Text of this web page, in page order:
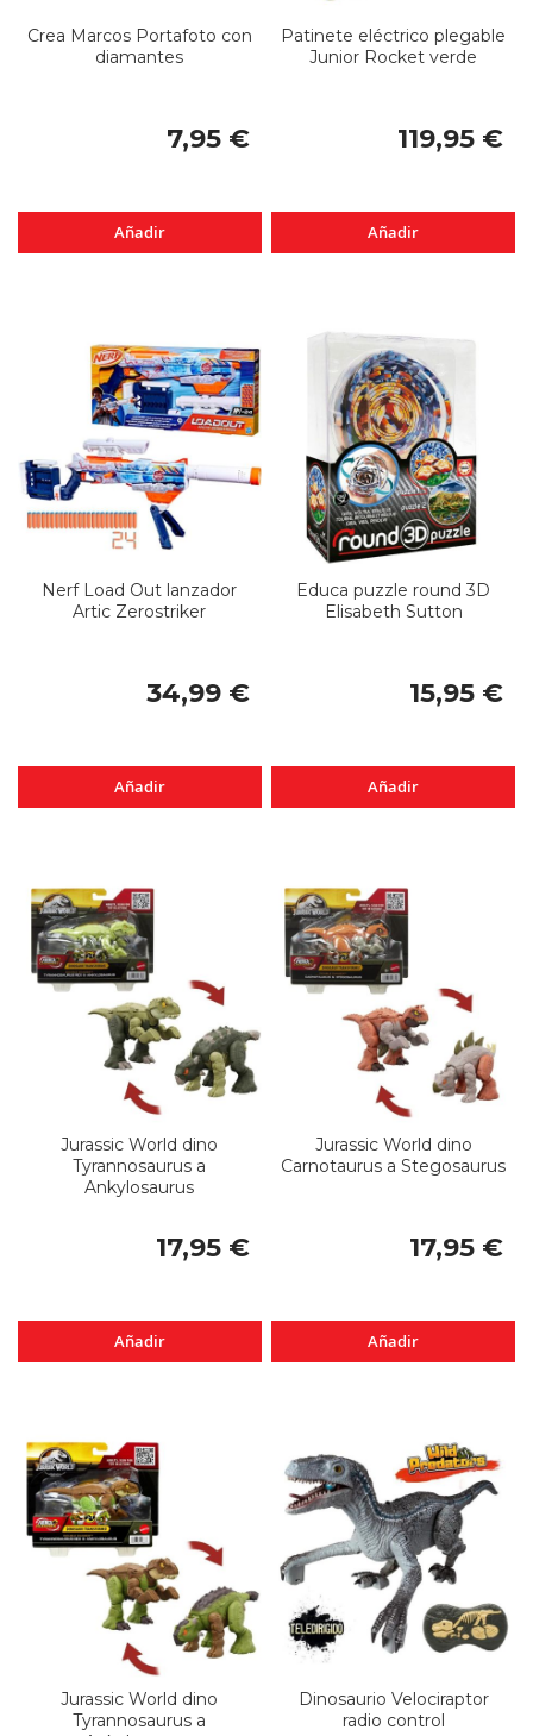
Crea Marcos Portafoto con
diamantes
7,95 €
Añadir
Patinete eléctrico plegable
Junior Rocket verde
119,95 €
Añadir
Nerf Load Out lanzador
Artic Zerostriker
34,99 €
Añadir
Educa puzzle round 3D
Elisabeth Sutton
15,95 €
Añadir
Jurassic World dino
Tyrannosaurus a
Ankylosaurus
17,95 €
Añadir
Jurassic World dino
Carnotaurus a Stegosaurus
17,95 €
Añadir
Jurassic World dino
Tyrannosaurus a
Dinosaurio Velociraptor
radio control